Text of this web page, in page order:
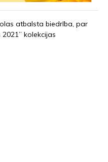
atbalsta biedrība, par
kolekcijas